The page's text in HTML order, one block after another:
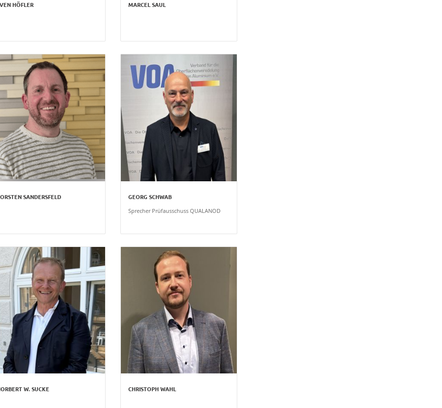
HÖFLER MARCEL SAUL
SANDERSFELD GEORG SCHWAB
Sprecher Prüfausschuss QUALANOD
W. SUCKE CHRISTOPH WAHL